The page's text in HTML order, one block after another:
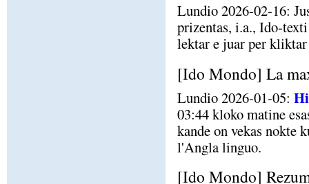
Lundio 2026-02-16:
prizentas, i.a., Ido-
lektar e juar per
[Ido Mondo] La
Lundio 2026-01-05:
03:44 kloko matine
kande on vekas nokte
l'Angla linguo.
[Ido Mondo]